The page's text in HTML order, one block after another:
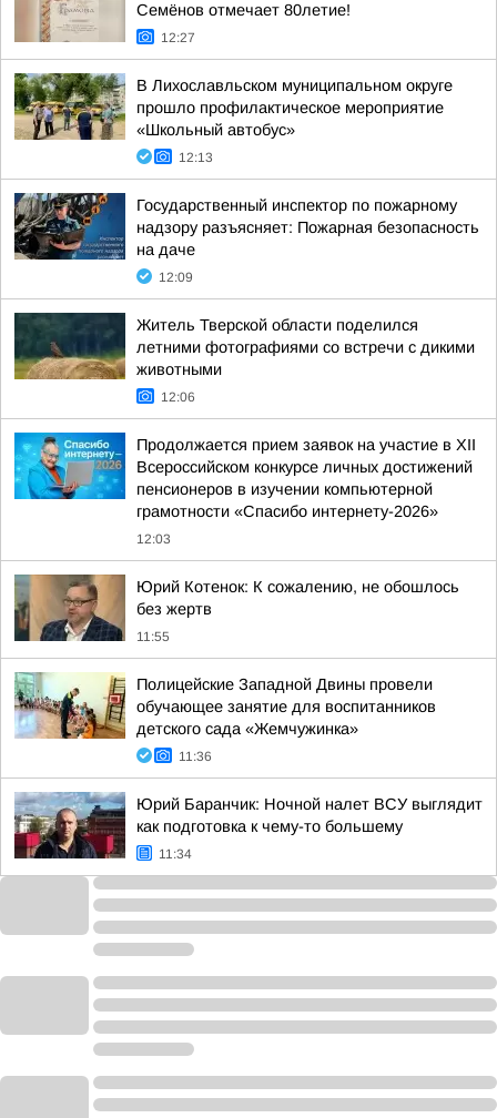
Семёнов отмечает 80летие!
12:27
В Лихославльском муниципальном округе
прошло профилактическое мероприятие
«Школьный автобус»
12:13
Государственный инспектор по пожарному
надзору разъясняет: Пожарная безопасность
на даче
12:09
Житель Тверской области поделился
летними фотографиями со встречи с дикими
животными
12:06
Продолжается прием заявок на участие в ХII
Всероссийском конкурсе личных достижений
пенсионеров в изучении компьютерной
грамотности «Спасибо интернету-2026»
12:03
Юрий Котенок: К сожалению, не обошлось
без жертв
11:55
Полицейские Западной Двины провели
обучающее занятие для воспитанников
детского сада «Жемчужинка»
11:36
Юрий Баранчик: Ночной налет ВСУ выглядит
как подготовка к чему-то большему
11:34